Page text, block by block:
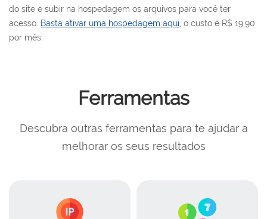
do site e subir na hospedagem os arquivos para você ter
acesso. Basta ativar uma hospedagem aqui , o custo é R$ 19,90
por mês.
Ferramentas
Descubra outras ferramentas para te ajudar a
melhorar os seus resultados